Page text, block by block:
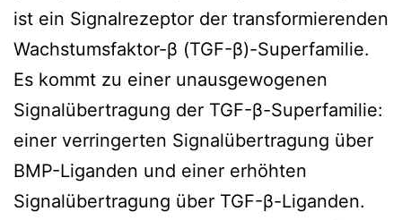
ist ein Signalrezeptor der transformierenden
Wachstumsfaktor-β (TGF-β)-Superfamilie.
Es kommt zu einer unausgewogenen
Signalübertragung der TGF-β-Superfamilie:
einer verringerten Signalübertragung über
BMP-Liganden und einer erhöhten
Signalübertragung über TGF-β-Liganden.